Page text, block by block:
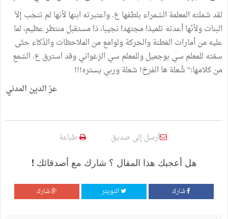
لقد شملته المعلمة السّمراء بلطفها ع. واعتبرته ابنها لأنها لم تنجب إلاّ
البنات ولأنّها أعدته تلميذا مجتهدا نجيبا، ذا مستقبل منتظر عظيم، لما
عليه من أمارات الفطنة والحركة ولوامع من الملاحظات والذّكاء حتّى
سمّته للمعلم سي بوجميل وللمعلم سي الزغواني وقد استرق ع. السّمع
من كلامها:" شُعلة ها الفرخ! شعلة وربي يستره!!!
عز الدين المدني
أرسل إلى صديق طباعة
هل أعجبك هذا المقال ؟ شارك مع أصدقائك !
شارك التويتر شارك